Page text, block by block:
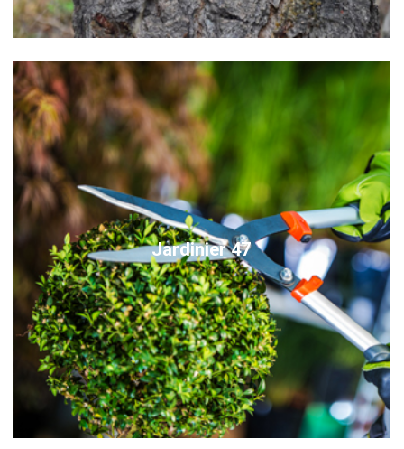
Jardinier 47